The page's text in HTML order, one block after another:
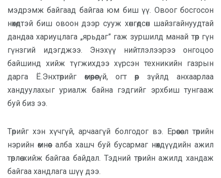
мэдрэмж байгаад байгаа юм биш үү. Овоог босгосон
нөхөдтэй биш овоон дээр сууж хөнгөдсөн шайзгайнуудтай
дандаа хариуцлага „ярьдаг” гаж зуршилд манай төр гүн
гүнзгий идэгджээ. Энэхүү нийтлэлээрээ онгоцоо
байшинд хийж түгжихдээ хүрсэн техникийн газрын
дарга Ё.Энхтөрийг өмөөрөөгүй, огт өөр зүйлд анхаарлаа
хандуулахыг уриалж байна гэдгийг эрхбиш тунгааж
буй биз ээ.
Төрийг хэн хүчгүй, арчаагүй болгодог вэ. Ерөөсөө л төрийн
нэрийн өмнөөс алба хашч буй бусармаг нөхдүүдийн ажил
төрлөө хийж байгаа байдал. Тэдний төрийн ажилд хандаж
байгаа хандлага шүү дээ.